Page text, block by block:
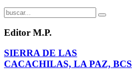
Editor M.P.
SIERRA DE LAS
CACACHILAS, LA PAZ, BCS